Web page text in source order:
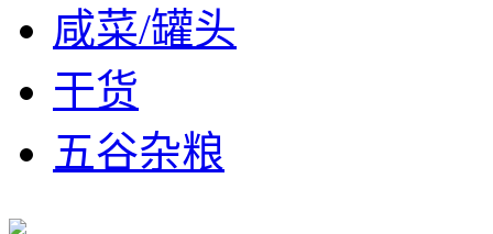
咸菜/罐头
干货
五谷杂粮